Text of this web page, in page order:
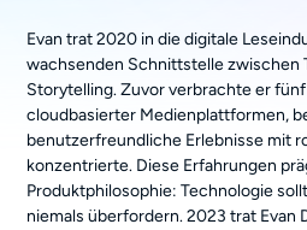
Evan trat 2020 in die digitale
wachsenden Schnittstelle zwischen
Storytelling. Zuvor verbrachte er
cloudbasierter Medienplattformen,
benutzerfreundliche Erlebnisse mit
konzentrierte. Diese Erfahrungen
Produktphilosophie: Technologie
niemals überfordern. 2023 trat Evan